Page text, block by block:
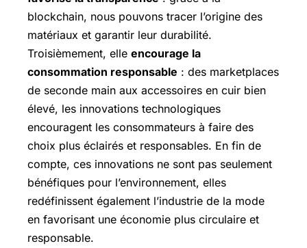
blockchain, nous pouvons tracer l’origine des
matériaux et garantir leur durabilité.
Troisièmement, elle encourage la
consommation responsable : des marketplaces
de seconde main aux accessoires en cuir bien
élevé, les innovations technologiques
encouragent les consommateurs à faire des
choix plus éclairés et responsables. En fin de
compte, ces innovations ne sont pas seulement
bénéfiques pour l’environnement, elles
redéfinissent également l’industrie de la mode
en favorisant une économie plus circulaire et
responsable.